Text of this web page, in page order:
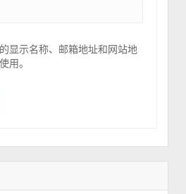
显示名称、邮箱地址和网站地
用。